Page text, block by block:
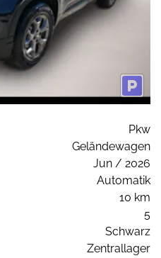
Pkw
Geländewagen
Jun / 2026
Automatik
10 km
5
Schwarz
Zentrallager